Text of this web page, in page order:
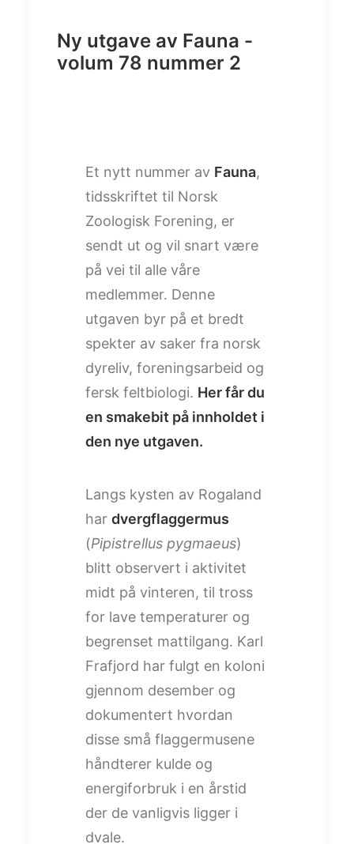
Ny utgave av Fauna -
volum 78 nummer 2
Et nytt nummer av Fauna,
tidsskriftet til Norsk
Zoologisk Forening, er
sendt ut og vil snart være
på vei til alle våre
medlemmer. Denne
utgaven byr på et bredt
spekter av saker fra norsk
dyreliv, foreningsarbeid og
fersk feltbiologi. Her får du
en smakebit på innholdet i
den nye utgaven.
Langs kysten av Rogaland
har dvergflaggermus
(Pipistrellus pygmaeus)
blitt observert i aktivitet
midt på vinteren, til tross
for lave temperaturer og
begrenset mattilgang. Karl
Frafjord har fulgt en koloni
gjennom desember og
dokumentert hvordan
disse små flaggermusene
håndterer kulde og
energiforbruk i en årstid
der de vanligvis ligger i
dvale.